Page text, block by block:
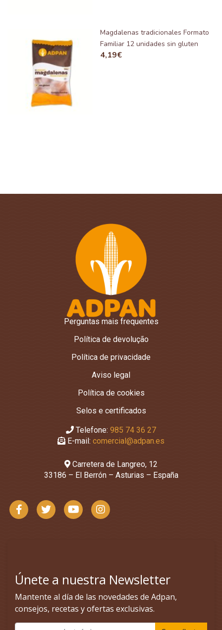
Magdalenas tradicionales Formato
Familiar 12 unidades sin gluten
4,19€
Perguntas mais frequentes
Política de devolução
Política de privacidade
Aviso legal
Política de cookies
Selos e certificados
Telefone: 985 74 36 27
E-mail: comercial@adpan.es
Carretera de Langreo, 12
33186 – El Berrón – Asturias – España